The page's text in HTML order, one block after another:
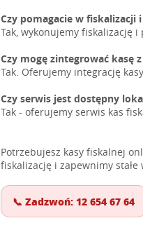
Czy pomagacie w fiskalizacji
Tak, wykonujemy fiskalizację
Czy mogę zintegrować kasę
Tak. Oferujemy integrację
Czy serwis jest dostępny
Tak - oferujemy serwis kas
Potrzebujesz kasy fiskalnej
fiskalizację i zapewnimy
📞 Zadzwoń: 12 654 67 64